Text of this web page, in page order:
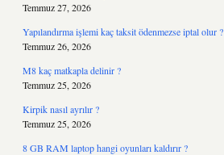
Temmuz 27, 2026
Yapılandırma işlemi kaç taksit ödenmezse iptal olur ?
Temmuz 26, 2026
M8 kaç matkapla delinir ?
Temmuz 25, 2026
Kirpik nasıl ayrılır ?
Temmuz 25, 2026
8 GB RAM laptop hangi oyunları kaldırır ?